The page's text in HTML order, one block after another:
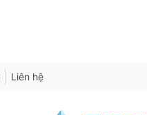
Liên hệ